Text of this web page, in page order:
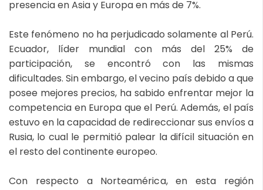
presencia en Asia y Europa en más de 7%.
Este fenómeno no ha perjudicado solamente al Perú.
Ecuador, líder mundial con más del 25% de
participación, se encontró con las mismas
dificultades. Sin embargo, el vecino país debido a que
posee mejores precios, ha sabido enfrentar mejor la
competencia en Europa que el Perú. Además, el país
estuvo en la capacidad de redireccionar sus envíos a
Rusia, lo cual le permitió palear la difícil situación en
el resto del continente europeo.
Con respecto a Norteamérica, en esta región